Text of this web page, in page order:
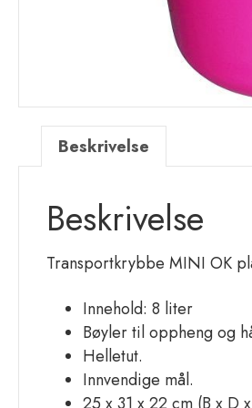
Beskrivelse
Beskrivelse
Transportkrybbe MINI OK
Innehold: 8 liter
Bøyler til oppheng og
Helletut.
Innvendige mål.